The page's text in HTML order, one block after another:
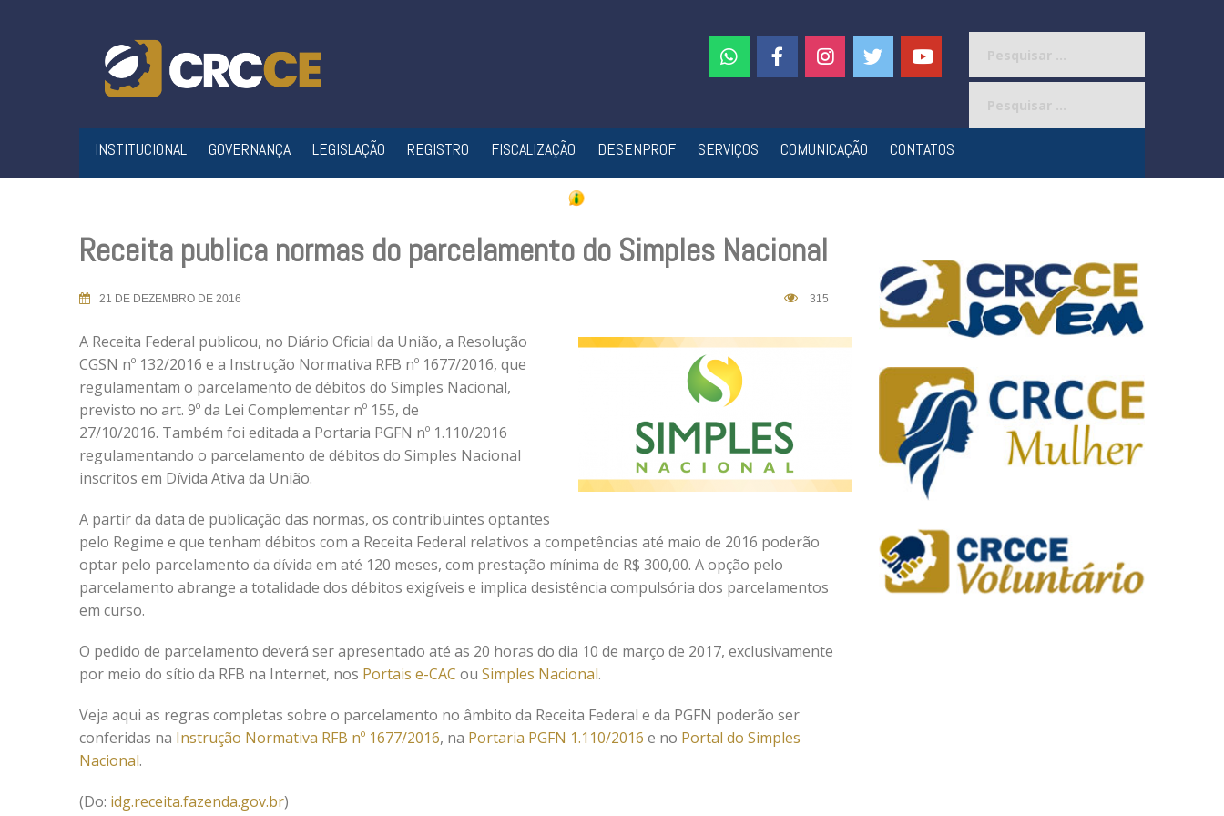
INSTITUCIONAL GOVERNANÇA LEGISLAÇÃO REGISTRO FISCALIZAÇÃO DESENPROF SERVIÇOS COMUNICAÇÃO CONTATOS
Receita publica normas do parcelamento do Simples Nacional
21 DE DEZEMBRO DE 2016 315
A Receita Federal publicou, no Diário Oficial da União, a Resolução
CGSN nº 132/2016 e a Instrução Normativa RFB nº 1677/2016, que
regulamentam o parcelamento de débitos do Simples Nacional,
previsto no art. 9º da Lei Complementar nº 155, de
27/10/2016. Também foi editada a Portaria PGFN nº 1.110/2016
regulamentando o parcelamento de débitos do Simples Nacional
inscritos em Dívida Ativa da União.
A partir da data de publicação das normas, os contribuintes optantes
pelo Regime e que tenham débitos com a Receita Federal relativos a competências até maio de 2016 poderão
optar pelo parcelamento da dívida em até 120 meses, com prestação mínima de R$ 300,00. A opção pelo
parcelamento abrange a totalidade dos débitos exigíveis e implica desistência compulsória dos parcelamentos
em curso.
O pedido de parcelamento deverá ser apresentado até as 20 horas do dia 10 de março de 2017, exclusivamente
por meio do sítio da RFB na Internet, nos Portais e-CAC ou Simples Nacional.
Veja aqui as regras completas sobre o parcelamento no âmbito da Receita Federal e da PGFN poderão ser
conferidas na Instrução Normativa RFB nº 1677/2016, na Portaria PGFN 1.110/2016 e no Portal do Simples
Nacional.
(Do: idg.receita.fazenda.gov.br)